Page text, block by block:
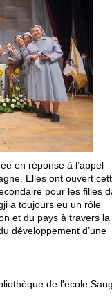
en réponse à l’appel
Elles ont ouvert
pour les filles
a toujours eu un rôle
et du pays à travers la
développement d’une
de l'ecole